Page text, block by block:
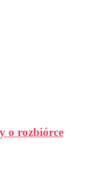
o rozbiórce